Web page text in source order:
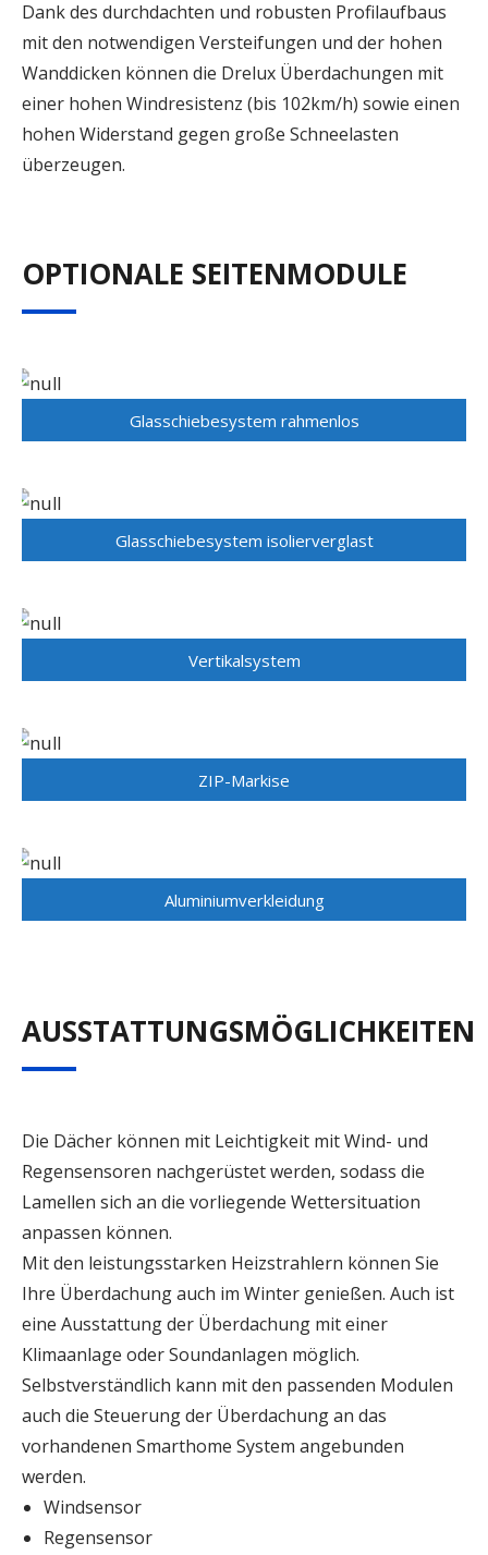
Dank des durchdachten und robusten Profilaufbaus
mit den notwendigen Versteifungen und der hohen
Wanddicken können die Drelux Überdachungen mit
einer hohen Windresistenz (bis 102km/h) sowie einen
hohen Widerstand gegen große Schneelasten
überzeugen.
OPTIONALE SEITENMODULE
Glasschiebesystem rahmenlos
Glasschiebesystem isolierverglast
Vertikalsystem
ZIP-Markise
Aluminiumverkleidung
AUSSTATTUNGSMÖGLICHKEITEN
Die Dächer können mit Leichtigkeit mit Wind- und
Regensensoren nachgerüstet werden, sodass die
Lamellen sich an die vorliegende Wettersituation
anpassen können.
Mit den leistungsstarken Heizstrahlern können Sie
Ihre Überdachung auch im Winter genießen. Auch ist
eine Ausstattung der Überdachung mit einer
Klimaanlage oder Soundanlagen möglich.
Selbstverständlich kann mit den passenden Modulen
auch die Steuerung der Überdachung an das
vorhandenen Smarthome System angebunden
werden.
Windsensor
Regensensor